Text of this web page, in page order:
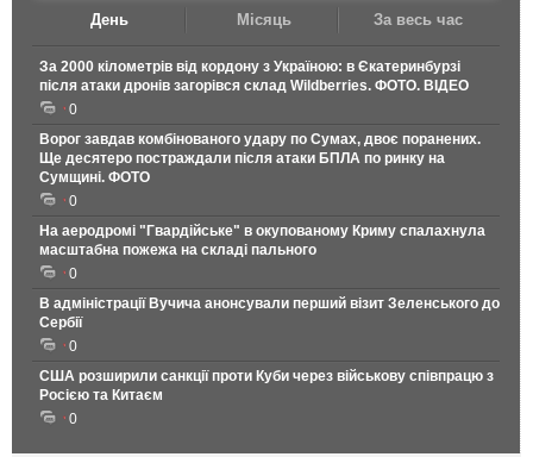
День Місяць За весь час
За 2000 кілометрів від кордону з Україною: в Єкатеринбурзі
після атаки дронів загорівся склад Wildberries. ФОТО. ВІДЕО
0
Ворог завдав комбінованого удару по Сумах, двоє поранених.
Ще десятеро постраждали після атаки БПЛА по ринку на
Сумщині. ФОТО
0
На аеродромі "Гвардійське" в окупованому Криму спалахнула
масштабна пожежа на складі пального
0
В адміністрації Вучича анонсували перший візит Зеленського до
Сербії
0
США розширили санкції проти Куби через військову співпрацю з
Росією та Китаєм
0